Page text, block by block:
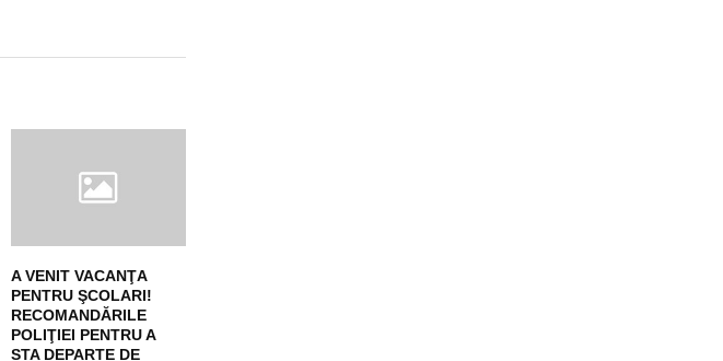
A VENIT VACANŢA
PENTRU ŞCOLARI!
RECOMANDĂRILE
POLIŢIEI PENTRU A
STA DEPARTE DE